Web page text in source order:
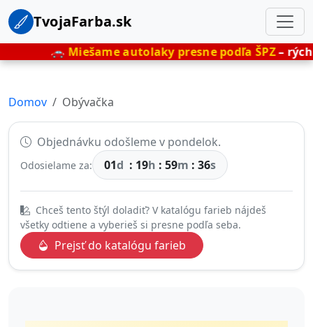
TvojaFarba.sk
Miešame autolaky presne podľa ŠPZ – rýchlo,
Domov Obývačka
Objednávku odošleme v pondelok.
Odosielame za: 01d : 19h : 59m : 35s
Chceš tento štýl doladiť? V katalógu farieb nájdeš
všetky odtiene a vyberieš si presne podľa seba.
Prejsť do katalógu farieb